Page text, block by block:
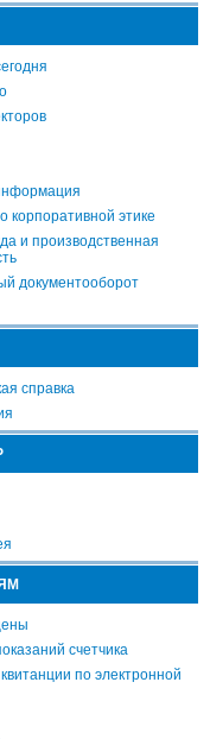
корпоративной этике
и производственная
документооборот
справка
счетчика
по электронной